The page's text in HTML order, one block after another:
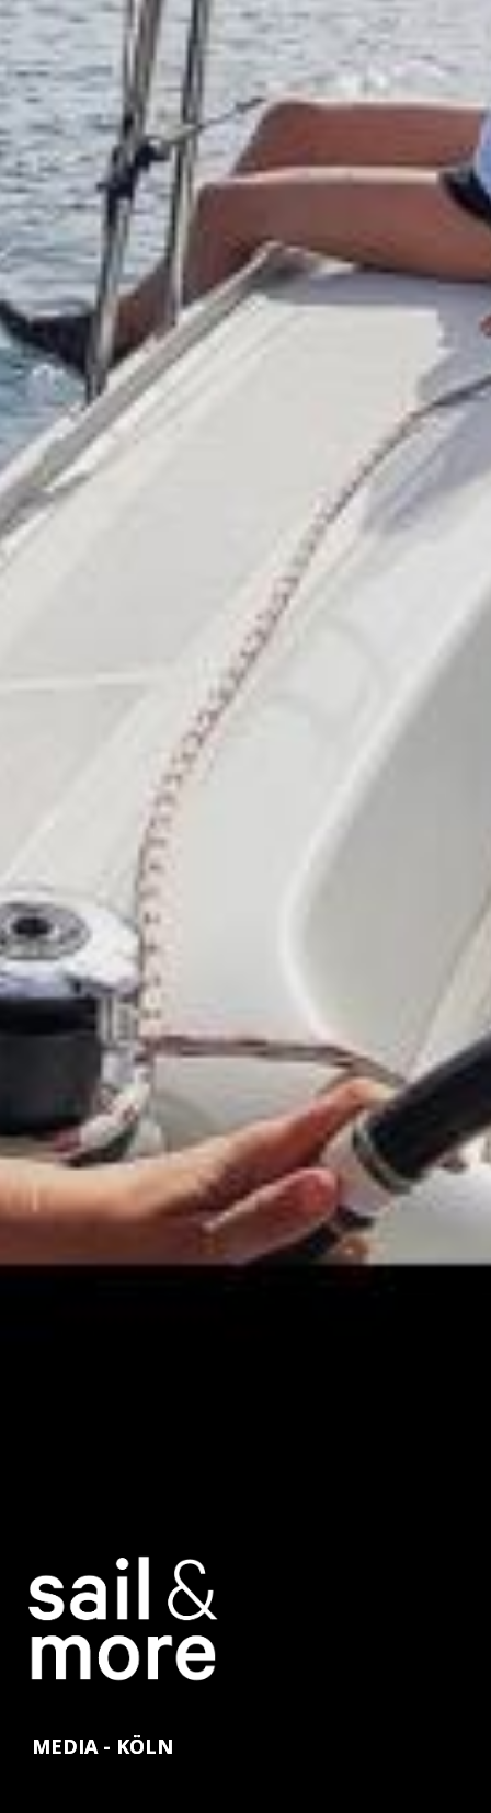
MEDIA - KÖLN